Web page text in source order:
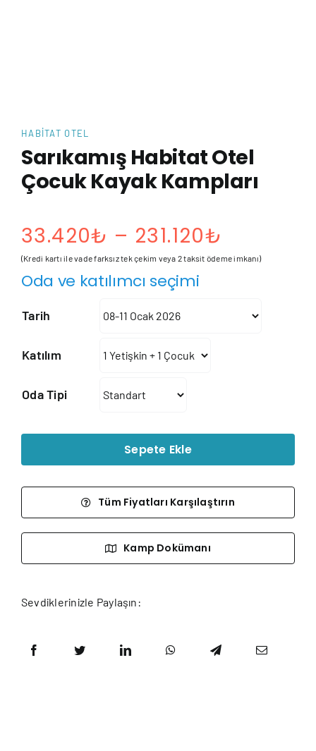
HABITAT OTEL
Sarıkamış Habitat Otel
Çocuk Kayak Kampları
33.420₺ – 231.120₺
aralığı:
(Kredi kartı ile vade farksız tek çekim veya 2 taksit ödeme imkanı)
Oda ve katılımcı seçimi
Tarih
Katılım
Oda Tipi
Sepete Ekle
Tüm Fiyatları Karşılaştırın
Kamp Dokümanı
Sevdiklerinizle Paylaşın: